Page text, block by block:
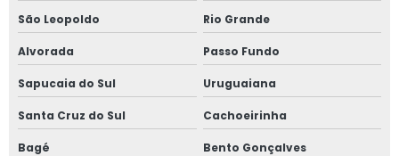
São Leopoldo Rio Grande
Alvorada Passo Fundo
Sapucaia do Sul Uruguaiana
Santa Cruz do Sul Cachoeirinha
Bagé Bento Gonçalves